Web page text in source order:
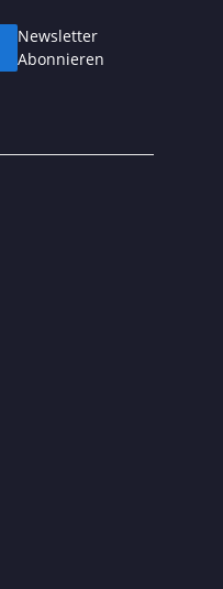
Newsletter
Abonnieren